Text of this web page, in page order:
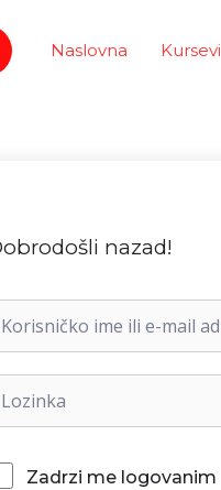
Naslovna Kursevi
nazad!
Zadrzi me logovanim